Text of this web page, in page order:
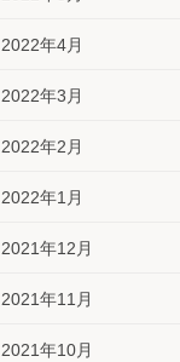
2022年4月
2022年3月
2022年2月
2022年1月
2021年12月
2021年11月
2021年10月